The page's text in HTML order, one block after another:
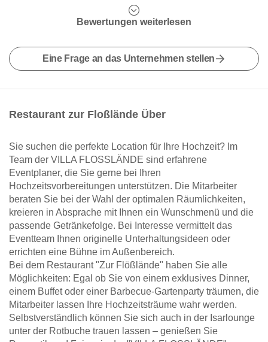
Bewertungen weiterlesen
Eine Frage an das Unternehmen stellen
Restaurant zur Floßlände Über
Sie suchen die perfekte Location für Ihre Hochzeit? Im
Team der VILLA FLOSSLÄNDE sind erfahrene
Eventplaner, die Sie gerne bei Ihren
Hochzeitsvorbereitungen unterstützen. Die Mitarbeiter
beraten Sie bei der Wahl der optimalen Räumlichkeiten,
kreieren in Absprache mit Ihnen ein Wunschmenü und die
passende Getränkefolge. Bei Interesse vermittelt das
Eventteam Ihnen originelle Unterhaltungsideen oder
errichten eine Bühne im Außenbereich.
Bei dem Restaurant "Zur Flößlände" haben Sie alle
Möglichkeiten: Egal ob Sie von einem exklusives Dinner,
einem Buffet oder einer Barbecue-Gartenparty träumen, die
Mitarbeiter lassen Ihre Hochzeitsträume wahr werden.
Selbstverständlich können Sie sich auch in der Isarlounge
unter der Rotbuche trauen lassen – genießen Sie